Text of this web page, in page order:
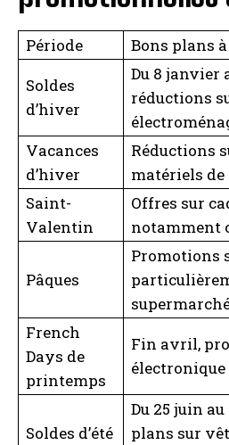
Période
Bons plans
Soldes
d’hiver
Du 8 janvier
réductions
Vacances
d’hiver
Réductions
matériels de
Saint-
Valentin
Offres sur
notamment
Pâques
Promotions
French
Days de
printemps
Fin avril,
Soldes d’été
Du 25 juin
plans sur